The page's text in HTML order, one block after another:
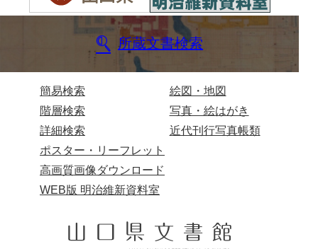
所蔵文書検索
簡易検索
階層検索
詳細検索
絵図・地図
写真・絵はがき
近代刊行写真帳類
ポスター・リーフレット
高画質画像ダウンロード
WEB版 明治維新資料室